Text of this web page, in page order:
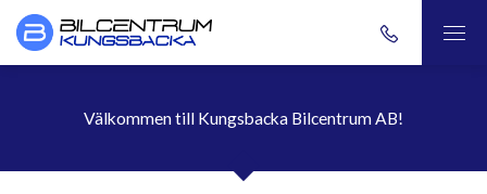
Välkommen till Kungsbacka Bilcentrum AB!